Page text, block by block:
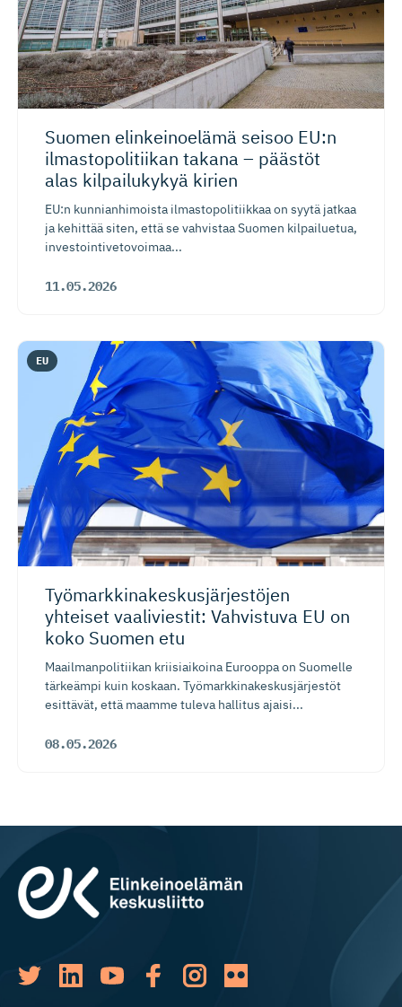
Suomen elinkeinoelämä seisoo EU:n
ilmastopo­li­tiikan takana – päästöt
alas kilpailukykyä kirien
EU:n kunnianhimoista ilmastopolitiikkaa on syytä jatkaa
ja kehittää siten, että se vahvistaa Suomen kilpailuetua,
investointivetovoimaa...
11.05.2026
Työmarkki­na­kes­kus­jär­jestöjen
yhteiset vaaliviestit: Vahvistuva EU on
koko Suomen etu
Maailmanpolitiikan kriisiaikoina Eurooppa on Suomelle
tärkeämpi kuin koskaan. Työmarkkinakeskusjärjestöt
esittävät, että maamme tuleva hallitus ajaisi...
08.05.2026
EU